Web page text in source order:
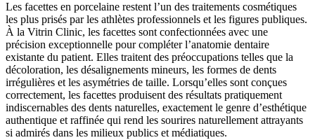
Les facettes en porcelaine restent l’un des traitements cosmétiques
les plus prisés par les athlètes professionnels et les figures publiques.
À la Vitrin Clinic, les facettes sont confectionnées avec une
précision exceptionnelle pour compléter l’anatomie dentaire
existante du patient. Elles traitent des préoccupations telles que la
décoloration, les désalignements mineurs, les formes de dents
irrégulières et les asymétries de taille. Lorsqu’elles sont conçues
correctement, les facettes produisent des résultats pratiquement
indiscernables des dents naturelles, exactement le genre d’esthétique
authentique et raffinée qui rend les sourires naturellement attrayants
si admirés dans les milieux publics et médiatiques.